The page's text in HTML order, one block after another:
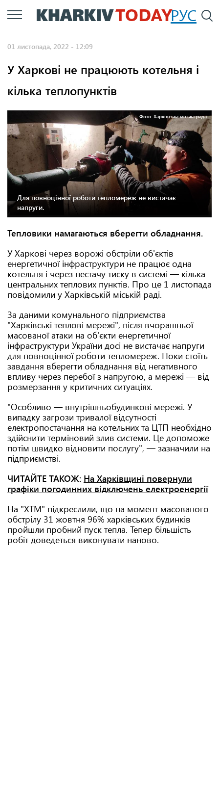
Перейти
до
РУС
01 листопада, 2022 - 12:09
У Харкові не працюють котельня і
кілька теплопунктів
Фото: Харківська міська рада
Для повноцінної роботи тепломереж не вистачає
напруги.
Тепловики намагаються вберегти обладнання.
У Харкові через ворожі обстріли об'єктів
енергетичної інфраструктури не працює одна
котельня і через нестачу тиску в системі — кілька
центральних теплових пунктів. Про це 1 листопада
повідомили у Харківській міській раді.
За даними комунального підприємства
"Харківські теплові мережі", після вчорашньої
масованої атаки на об'єкти енергетичної
інфраструктури України досі не вистачає напруги
для повноцінної роботи тепломереж. Поки стоїть
завдання вберегти обладнання від негативного
впливу через перебої з напругою, а мережі — від
розмерзання у критичних ситуаціях.
"Особливо — внутрішньобудинкові мережі. У
випадку загрози тривалої відсутності
електропостачання на котельних та ЦТП необхідно
здійснити терміновий злив системи. Це допоможе
потім швидко відновити послугу", — зазначили на
підприємстві.
ЧИТАЙТЕ ТАКОЖ: На Харківщині повернули
графіки погодинних відключень електроенергії
На "ХТМ" підкреслили, що на момент масованого
обстрілу 31 жовтня 96% харківських будинків
пройшли пробний пуск тепла. Тепер більшість
робіт доведеться виконувати наново.